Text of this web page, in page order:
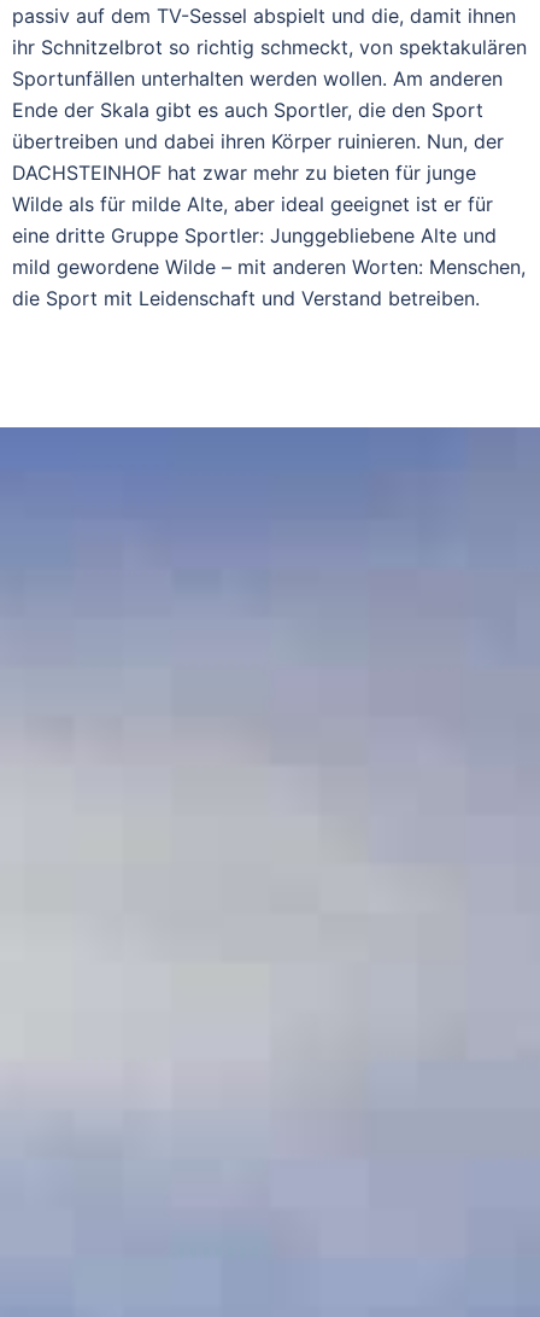
passiv auf dem TV-Sessel abspielt und die, damit ihnen
ihr Schnitzelbrot so richtig schmeckt, von spektakulären
Sportunfällen unterhalten werden wollen. Am anderen
Ende der Skala gibt es auch Sportler, die den Sport
übertreiben und dabei ihren Körper ruinieren. Nun, der
DACHSTEINHOF hat zwar mehr zu bieten für junge
Wilde als für milde Alte, aber ideal geeignet ist er für
eine dritte Gruppe Sportler: Junggebliebene Alte und
mild gewordene Wilde – mit anderen Worten: Menschen,
die Sport mit Leidenschaft und Verstand betreiben.